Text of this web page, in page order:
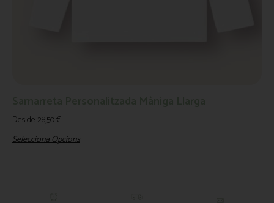
Des de 28,50€
Selecciona Opcions